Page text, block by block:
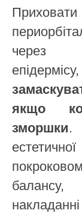
через
якщо
зморшки.
балансу,